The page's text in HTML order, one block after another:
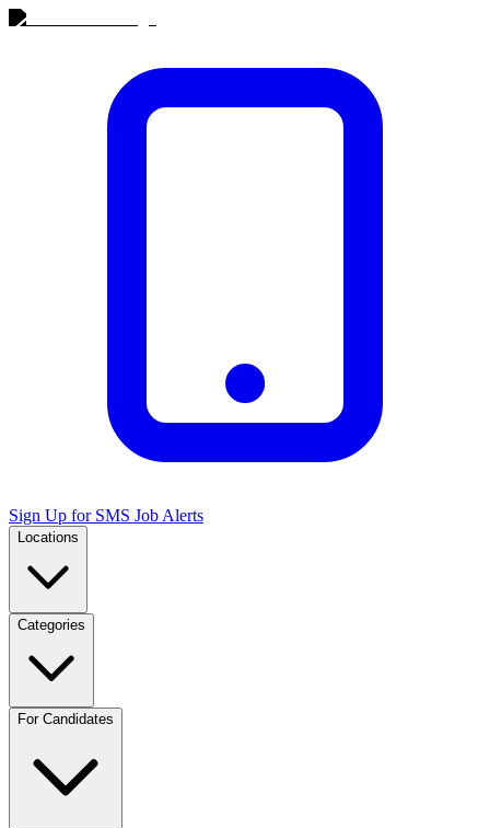
Sign Up for SMS Job Alerts
Locations
Categories
For Candidates